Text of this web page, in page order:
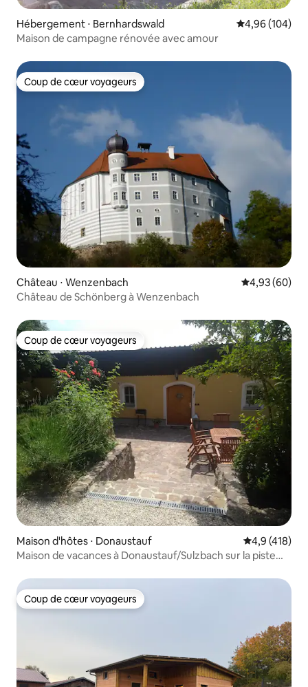
Hébergement ⋅ Bernhardswald Évaluation
4,96 (104)
Maison de campagne rénovée avec amour
Coup de cœur voyageurs
Coup de cœur voyageurs
Château ⋅ Wenzenbach Évaluation
4,93 (60)
Château de Schönberg à Wenzenbach
Coup de cœur voyageurs
Coup de cœur voyageurs
Maison d'hôtes ⋅ Donaustauf Évaluation
4,9 (418)
Maison de vacances à Donaustauf/Sulzbach sur la piste
Coup de cœur voyageurs
Coup de cœur voyageurs